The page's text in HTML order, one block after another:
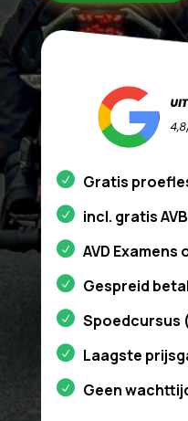
Gratis
incl. gratis
AVD
Gespreid
Spoedcursus
Laagste
Geen